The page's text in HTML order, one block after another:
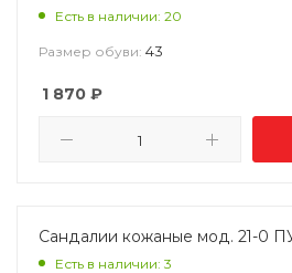
Есть в наличии: 20
Размер обуви: 43
1 870 ₽
Сандалии кожаные мод. 21-0
Есть в наличии: 3